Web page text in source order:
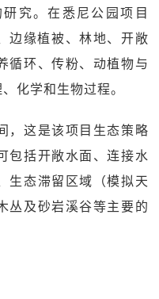
究。在悉尼公园项目
边缘植被、林地、开敞
循环、传粉、动植物与
化学和生物过程。
，这是该项目生态策略
包括开敞水面、连接水
生态滞留区域（模拟天
丛及砂岩溪谷等主要的